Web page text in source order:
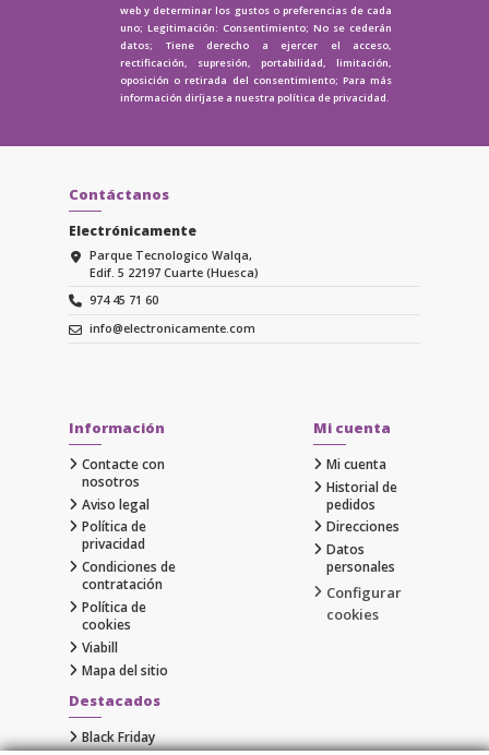
web y determinar los gustos o preferencias de cada
uno; Legitimación: Consentimiento; No se cederán
datos; Tiene derecho a ejercer el acceso,
rectificación, supresión, portabilidad, limitación,
oposición o retirada del consentimiento; Para más
información diríjase a nuestra política de privacidad.
Contáctanos
Electrónicamente
Parque Tecnologico Walqa,
Edif. 5 22197 Cuarte (Huesca)
974 45 71 60
info@electronicamente.com
Información
Contacte con
nosotros
Aviso legal
Política de
privacidad
Condiciones de
contratación
Política de
cookies
Viabill
Mapa del sitio
Mi cuenta
Mi cuenta
Historial de
pedidos
Direcciones
Datos
personales
Configurar
cookies
Destacados
Black Friday